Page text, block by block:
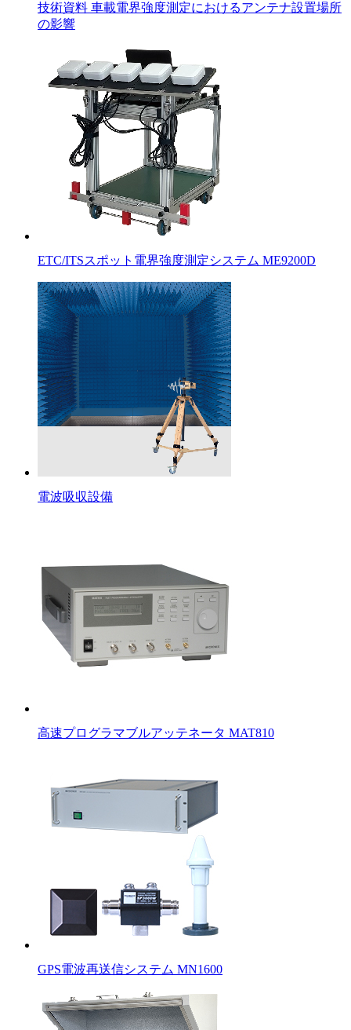
技術資料 車載電界強度測定におけるアンテナ設置場所
の影響
ETC/ITSスポット電界強度測定システム ME9200D
電波吸収設備
高速プログラマブルアッテネータ MAT810
GPS電波再送信システム MN1600